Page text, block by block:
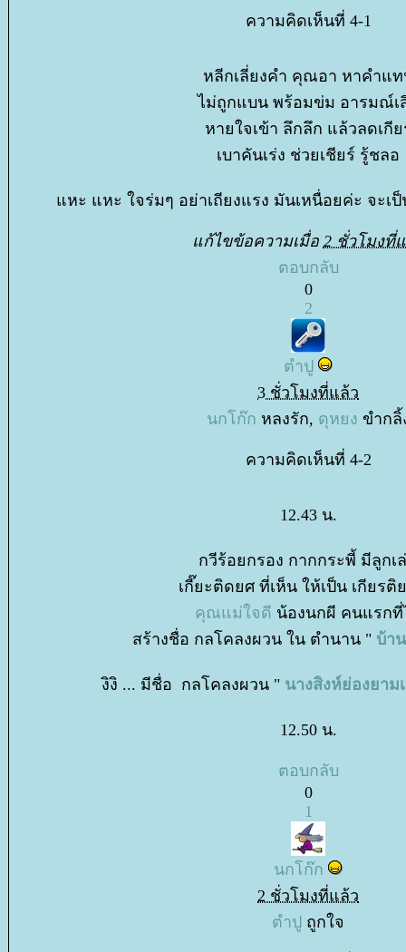
ความคิดเห็นที่ 4-1
หลีกเลี่ยงคำ คุณอา หาคำแ
ไม่ถูกแบน พร้อมข่ม อารมณ์
หายใจเข้า ลึกลึก แล้วลดเกีย
เบาคันเร่ง ช่วยเชียร์ รู้ชลอ
หะ แหะ ใจร่มๆ อย่าเถียงแรง มันเหนื่อยค่ะ จะเ
ก้ไขข้อความเมื่อ 2 ชั่วโมงที่
ตอบกลับ
0
2
ตำปู
3 ชั่วโมงที่แล้ว
นกโก๊ก หลงรัก, ดุหยง ขำกลิ้
ความคิดเห็นที่ 4-2
12.43 น.
กวีร้อยกรอง กากกระพี้ มีลูกเ
เกี๊ยะติดยศ ที่เห็น ให้เป็น เกียรติ
คุณแม่ใจดี น้องนกผี คนแรกที่
สร้างชื่อ กลโคลงผวน ใน ตำนาน " บ้า
งิงิ ... มีชื่อ กลโคลงผวน " นางสิงห์ย่องยาม
12.50 น.
ตอบกลับ
0
1
นกโก๊ก
2 ชั่วโมงที่แล้ว
ตำปู ถูกใจ